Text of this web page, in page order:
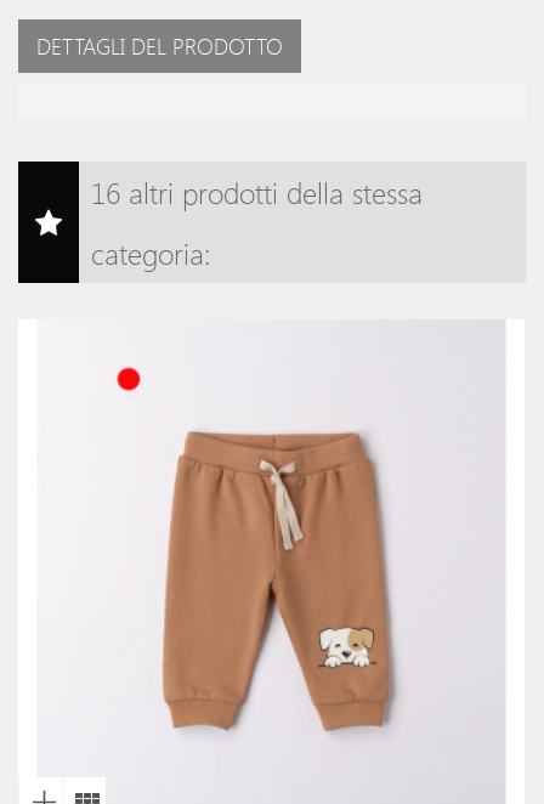
DETTAGLI DEL PRODOTTO
16 altri prodotti della stessa
categoria: